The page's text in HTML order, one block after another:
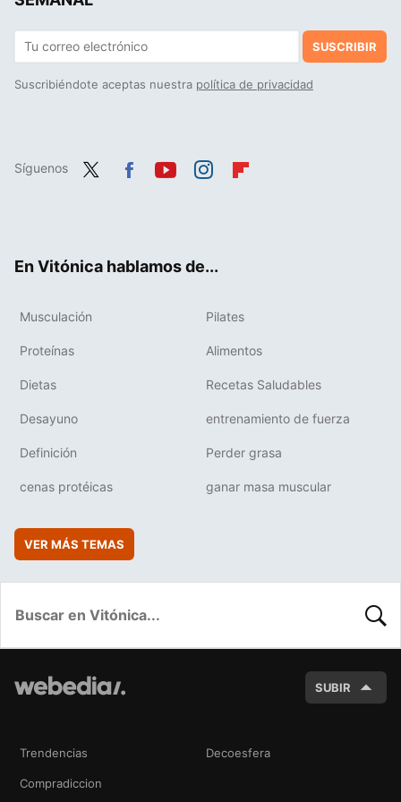
SUSCRIBIR
Suscribiéndote aceptas nuestra política de privacidad
Síguenos
En Vitónica hablamos de...
Musculación Pilates
Proteínas Alimentos
Dietas Recetas Saludables
Desayuno entrenamiento de fuerza
Definición Perder grasa
cenas protéicas ganar masa muscular
VER MÁS TEMAS
SUBIR
Trendencias Decoesfera
Compradiccion